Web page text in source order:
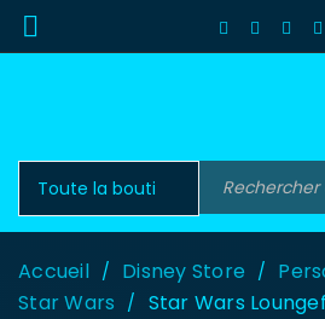
Accueil / Disney Store /
Star Wars / Star Wars